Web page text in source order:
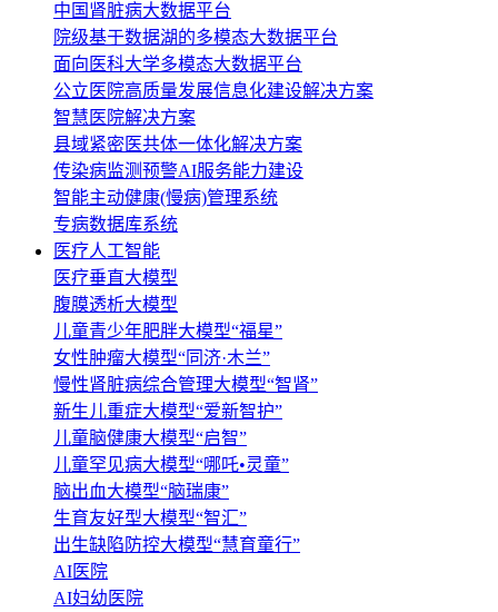
中国肾脏病大数据平台
院级基于数据湖的多模态大数据平台
面向医科大学多模态大数据平台
公立医院高质量发展信息化建设解决方案
智慧医院解决方案
县域紧密医共体一体化解决方案
传染病监测预警AI服务能力建设
智能主动健康(慢病)管理系统
专病数据库系统
医疗人工智能
医疗垂直大模型
腹膜透析大模型
儿童青少年肥胖大模型“福星”
女性肿瘤大模型“同济·木兰”
慢性肾脏病综合管理大模型“智肾”
新生儿重症大模型“爱新智护”
儿童脑健康大模型“启智”
儿童罕见病大模型“哪吒•灵童”
脑出血大模型“脑瑞康”
生育友好型大模型“智汇”
出生缺陷防控大模型“慧育童行”
AI医院
AI妇幼医院